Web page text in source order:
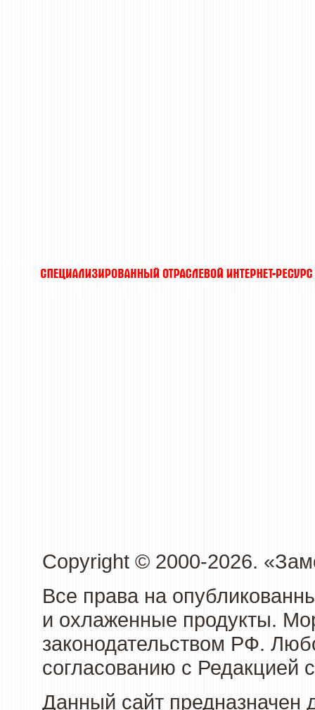
Copyright © 2000-2026.
Все права на
и охлаженные продукты.
законодательством РФ.
согласованию с Редакцией
Данный сайт предназначен